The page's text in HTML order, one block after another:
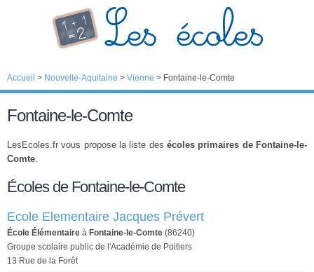
Accueil > Nouvelle-Aquitaine > Vienne > Fontaine-le-Comte
Fontaine-le-Comte
LesEcoles.fr vous propose la liste des écoles primaires de Fontaine-le-
Comte.
Écoles de Fontaine-le-Comte
Ecole Elementaire Jacques Prévert
École Élémentaire à Fontaine-le-Comte (86240)
Groupe scolaire public de l'Académie de Poitiers
13 Rue de la Forêt